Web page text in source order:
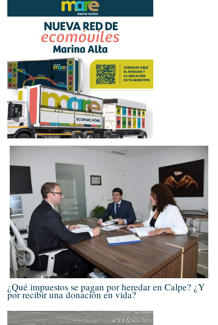
¿Qué impuestos se pagan por heredar en Calpe? ¿Y
por recibir una donación en vida?